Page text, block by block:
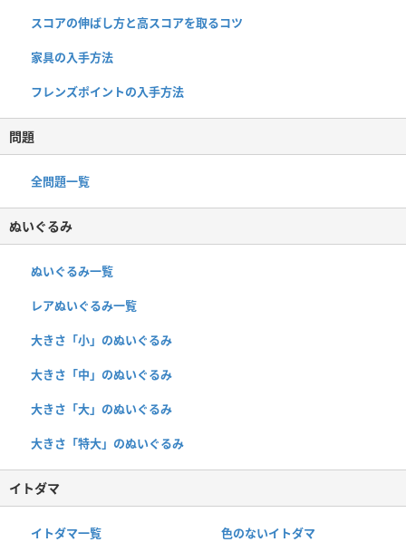
スコアの伸ばし方と高スコアを取るコツ
家具の入手方法
フレンズポイントの入手方法
問題
全問題一覧
ぬいぐるみ
ぬいぐるみ一覧
レアぬいぐるみ一覧
大きさ「小」のぬいぐるみ
大きさ「中」のぬいぐるみ
大きさ「大」のぬいぐるみ
大きさ「特大」のぬいぐるみ
イトダマ
イトダマ一覧 色のないイトダマ